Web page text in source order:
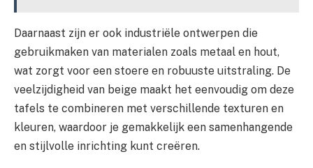
Daarnaast zijn er ook industriële ontwerpen die
gebruikmaken van materialen zoals metaal en hout,
wat zorgt voor een stoere en robuuste uitstraling. De
veelzijdigheid van beige maakt het eenvoudig om deze
tafels te combineren met verschillende texturen en
kleuren, waardoor je gemakkelijk een samenhangende
en stijlvolle inrichting kunt creëren.